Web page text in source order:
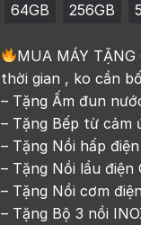
64GB 256GB
MUA MÁY
thời gian , ko cần
– Tặng Ấm đun
– Tặng Bếp từ cảm
– Tặng Nồi hấp điện
– Tặng Nồi lẩu điện
– Tặng Nồi cơm
– Tặng Bộ 3 nồi